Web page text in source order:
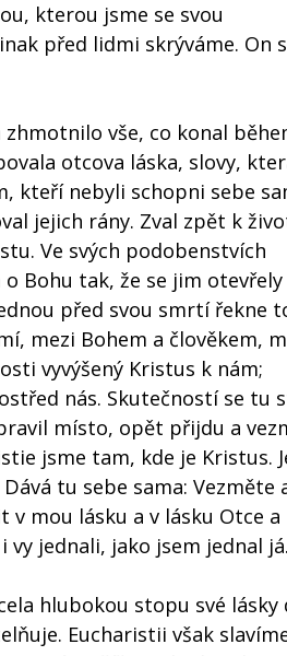
kterou jsme se svou
před lidmi skrýváme. On
zhmotnilo vše, co konal
otcova láska, slovy,
kteří nebyli schopni sebe
jejich rány. Zval zpět k
Ve svých podobenstvích
Bohu tak, že se jim otevřely
před svou smrtí řekne
mezi Bohem a člověkem,
vyvýšený Kristus k nám;
nás. Skutečností se tu
místo, opět přijdu a
jsme tam, kde je Kristus.
tu sebe sama: Vezměte
v mou lásku a v lásku Otce a
jednali, jako jsem jednal já.
hlubokou stopu své lásky
Eucharistii však